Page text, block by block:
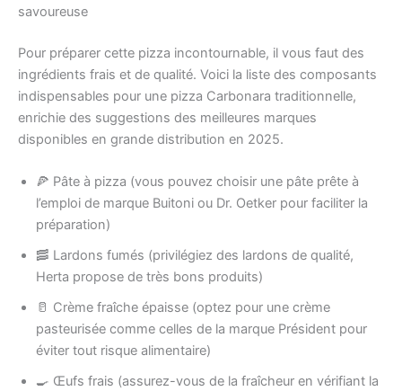
savoureuse
Pour préparer cette pizza incontournable, il vous faut des
ingrédients frais et de qualité. Voici la liste des composants
indispensables pour une pizza Carbonara traditionnelle,
enrichie des suggestions des meilleures marques
disponibles en grande distribution en 2025.
🍕 Pâte à pizza (vous pouvez choisir une pâte prête à
l’emploi de marque Buitoni ou Dr. Oetker pour faciliter la
préparation)
🥓 Lardons fumés (privilégiez des lardons de qualité,
Herta propose de très bons produits)
🥛 Crème fraîche épaisse (optez pour une crème
pasteurisée comme celles de la marque Président pour
éviter tout risque alimentaire)
🍳 Œufs frais (assurez-vous de la fraîcheur en vérifiant la